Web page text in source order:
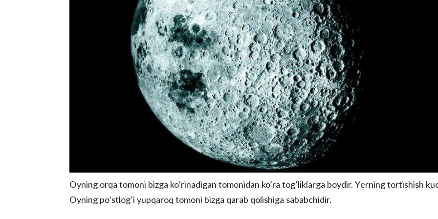
Oyning orqa tomoni bizga ko’rinadigan tomonidan ko’ra tog’liklarga boydir. Yerning tortishish
Oyning po’stlog’i yupqaroq tomoni bizga qarab qolishiga sababchidir.